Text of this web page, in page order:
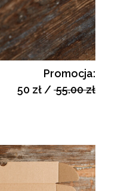
Promocja:
50 zł /55.00 zł